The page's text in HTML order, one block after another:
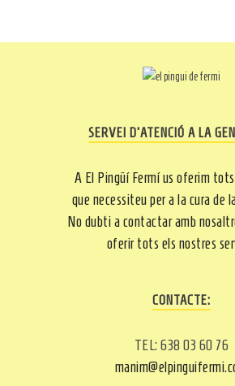
SERVEI D’ATENCIÓ A LA
A El Pingüí Fermí us oferim
que necessiteu per a la cura de
No dubti a contactar amb
oferir tots els nostres
CONTACTE:
TEL: 638 03 60 76